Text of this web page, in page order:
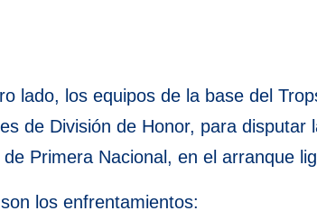
lado, los equipos de la base del
de División de Honor, para
Primera Nacional, en el arranque
los enfrentamientos: